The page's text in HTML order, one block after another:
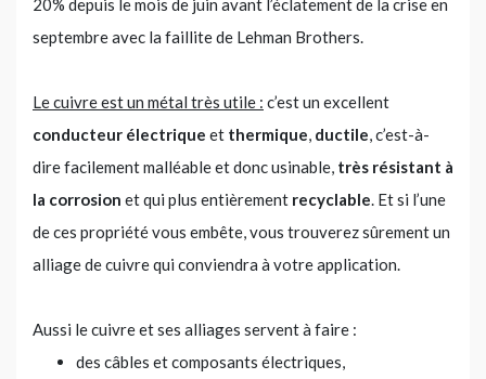
20% depuis le mois de juin avant l’éclatement de la crise en
septembre avec la faillite de Lehman Brothers.
Le cuivre est un métal très utile : c’est un excellent
conducteur électrique et thermique, ductile, c’est-à-
dire facilement malléable et donc usinable, très résistant à
la corrosion et qui plus entièrement recyclable. Et si l’une
de ces propriété vous embête, vous trouverez sûrement un
alliage de cuivre qui conviendra à votre application.
Aussi le cuivre et ses alliages servent à faire :
des câbles et composants électriques,